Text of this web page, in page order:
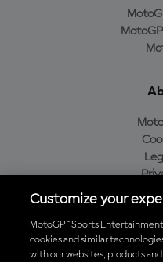
Baixe o
Customize your
MotoGP™ Sports
cookies and similar
with our websites, products